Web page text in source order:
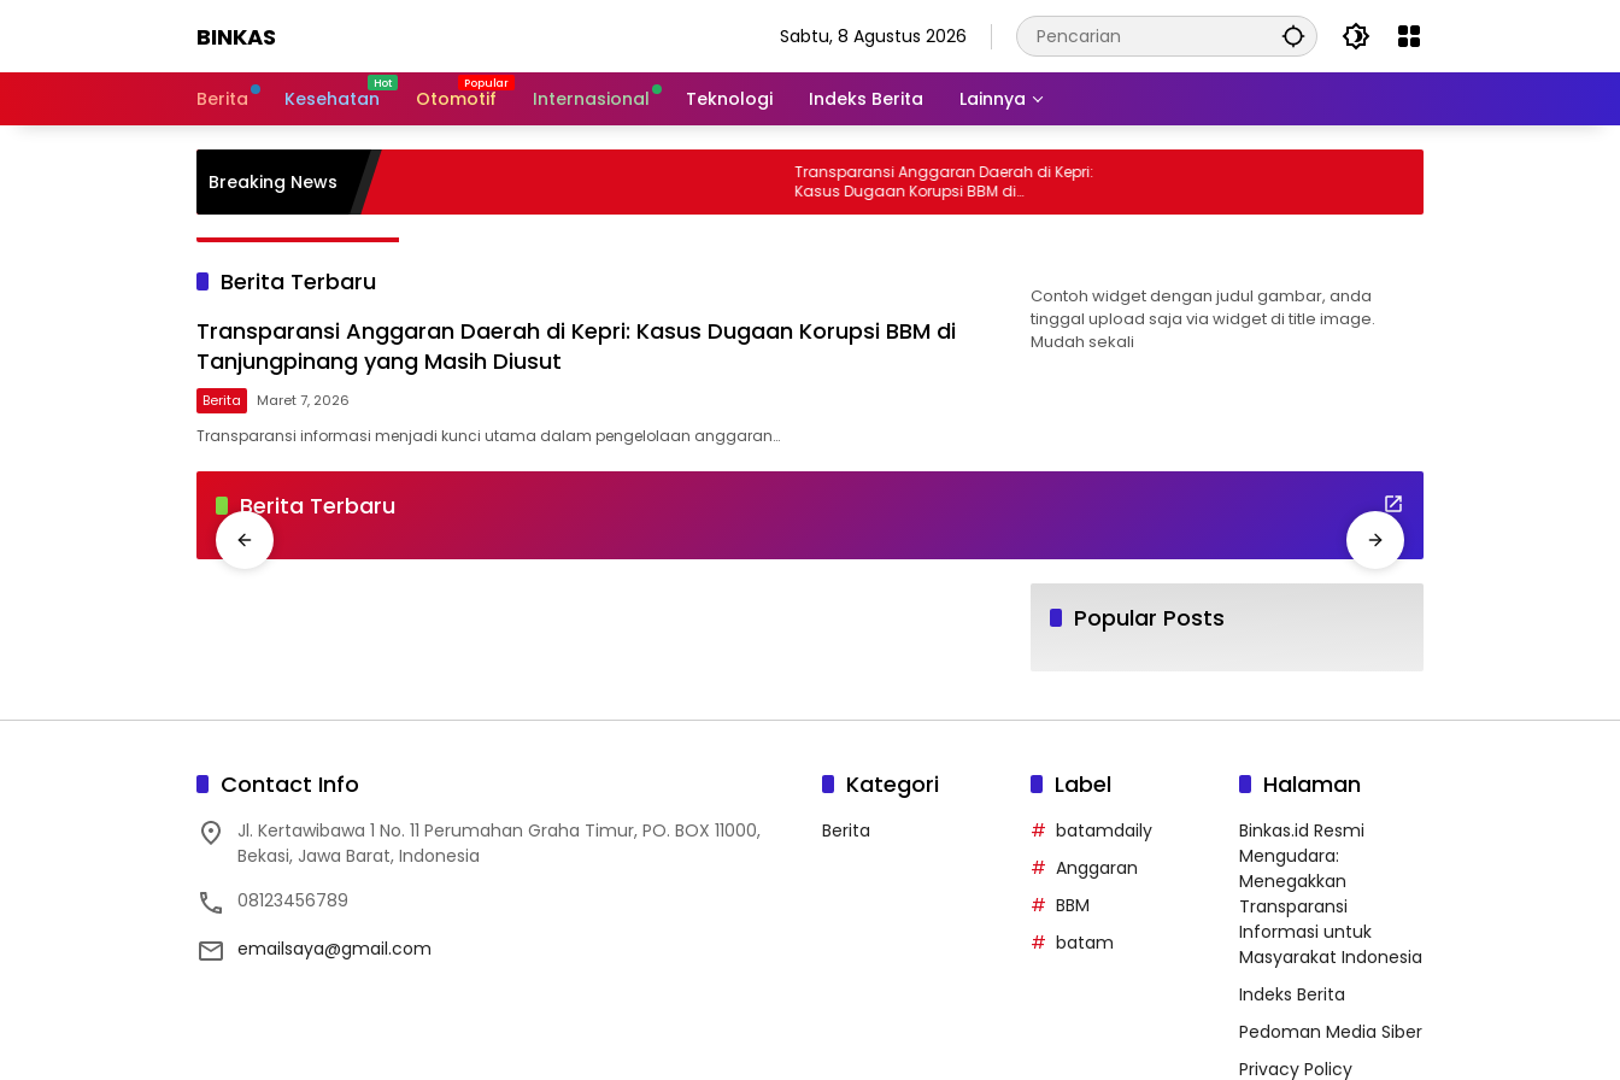
BINKAS
Informasi
Sabtu, 8 Agustus 2026
Berita Kesehatan Otomotif Internasional Teknologi Indeks Berita Lainnya
Breaking News
Transparansi Anggaran Daerah di Kepri:
Kasus Dugaan Korupsi BBM di
Tanjungpinang yang Masih Diusut
Berita Terbaru
Transparansi Anggaran Daerah di Kepri: Kasus Dugaan Korupsi BBM di
Tanjungpinang yang Masih Diusut
Berita Maret 7, 2026
Transparansi informasi menjadi kunci utama dalam pengelolaan anggaran…
BINKAS
Contoh widget dengan judul gambar, anda
tinggal upload saja via widget di title image.
Mudah sekali
Berita Terbaru
Popular Posts
Contact Info
Jl. Kertawibawa 1 No. 11 Perumahan Graha Timur, PO. BOX 11000,
Bekasi, Jawa Barat, Indonesia
08123456789
emailsaya@gmail.com
Kategori
Berita
Label
batamdaily
Anggaran
BBM
batam
Halaman
Binkas.id Resmi
Mengudara:
Menegakkan
Transparansi
Informasi untuk
Masyarakat Indonesia
Indeks Berita
Pedoman Media Siber
Privacy Policy